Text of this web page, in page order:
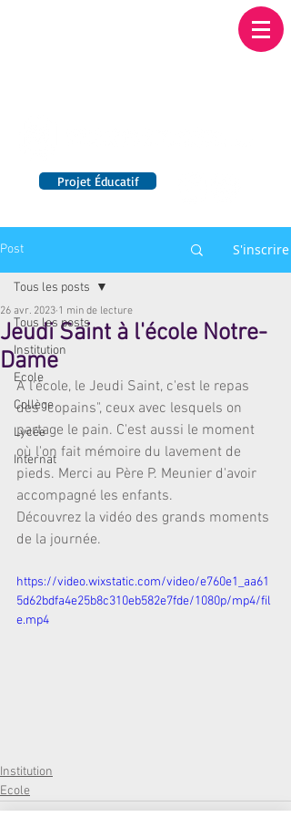
Projet Éducatif
Post S'inscrire
Tous les posts
Institution
Ecole
Collège
Lycée
Internat
Tous les posts
Jeudi Saint à l'école Notre-
Dame
26 avr. 2023 1 min de lecture
A l'école, le Jeudi Saint, c'est le repas
des "copains", ceux avec lesquels on
partage le pain. C'est aussi le moment
où l'on fait mémoire du lavement de
pieds. Merci au Père P. Meunier d'avoir
accompagné les enfants.
Découvrez la vidéo des grands moments
de la journée.
https://video.wixstatic.com/video/e760e1_aa61
5d62bdfa4e25b8c310eb582e7fde/1080p/mp4/fil
e.mp4
Institution
Ecole